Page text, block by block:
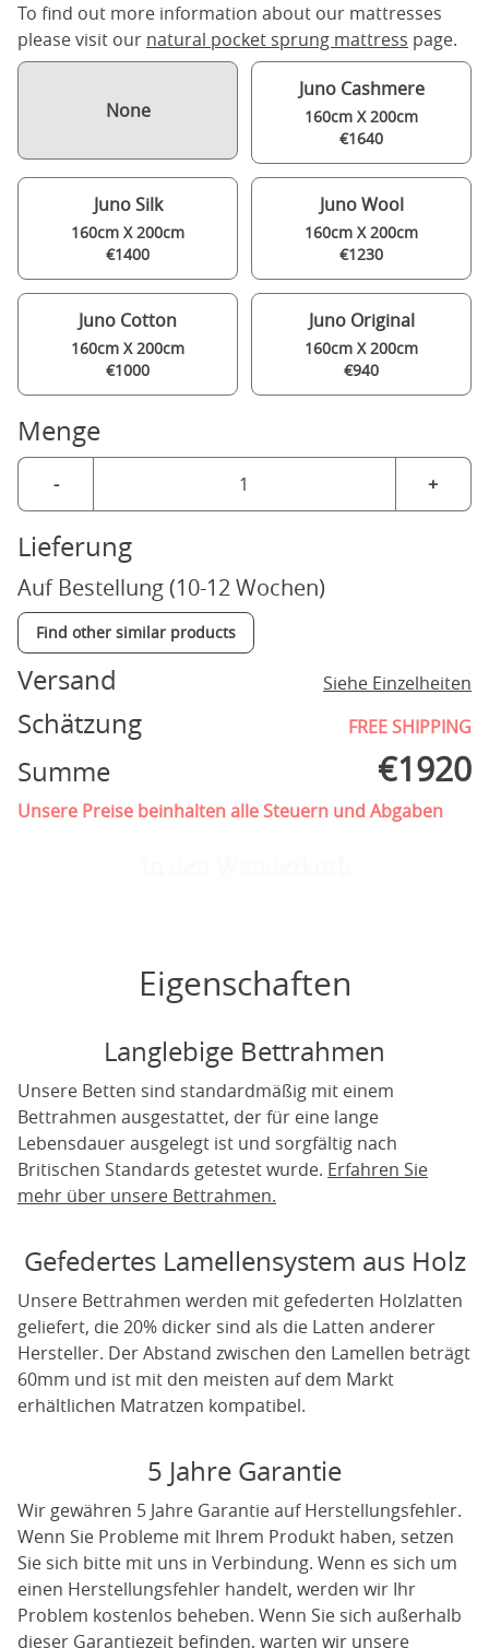
To find out more information about our mattresses
please visit our natural pocket sprung mattress page.
None
Juno Cashmere
160cm X 200cm
€1640
Juno Silk
160cm X 200cm
€1400
Juno Wool
160cm X 200cm
€1230
Juno Cotton
160cm X 200cm
€1000
Juno Original
160cm X 200cm
€940
Menge
- +
Lieferung
Auf Bestellung (10-12 Wochen)
Find other similar products
Versand Siehe Einzelheiten
Schätzung FREE SHIPPING
Summe €1920
Unsere Preise beinhalten alle Steuern und Abgaben
Eigenschaften
Langlebige Bettrahmen
Unsere Betten sind standardmäßig mit einem
Bettrahmen ausgestattet, der für eine lange
Lebensdauer ausgelegt ist und sorgfältig nach
Britischen Standards getestet wurde. Erfahren Sie
mehr über unsere Bettrahmen.
Gefedertes Lamellensystem aus Holz
Unsere Bettrahmen werden mit gefederten Holzlatten
geliefert, die 20% dicker sind als die Latten anderer
Hersteller. Der Abstand zwischen den Lamellen beträgt
60mm und ist mit den meisten auf dem Markt
erhältlichen Matratzen kompatibel.
5 Jahre Garantie
Wir gewähren 5 Jahre Garantie auf Herstellungsfehler.
Wenn Sie Probleme mit Ihrem Produkt haben, setzen
Sie sich bitte mit uns in Verbindung. Wenn es sich um
einen Herstellungsfehler handelt, werden wir Ihr
Problem kostenlos beheben. Wenn Sie sich außerhalb
dieser Garantiezeit befinden, warten wir unsere